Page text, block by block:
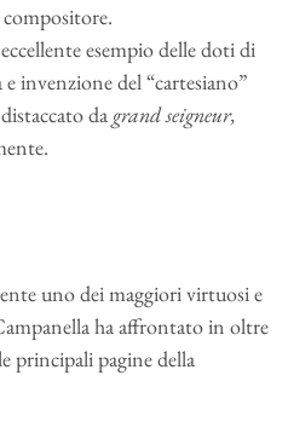
esempio delle doti di
invenzione del “cartesiano”
da grand seigneur,
uno dei maggiori virtuosi e
ha affrontato in oltre
principali pagine della